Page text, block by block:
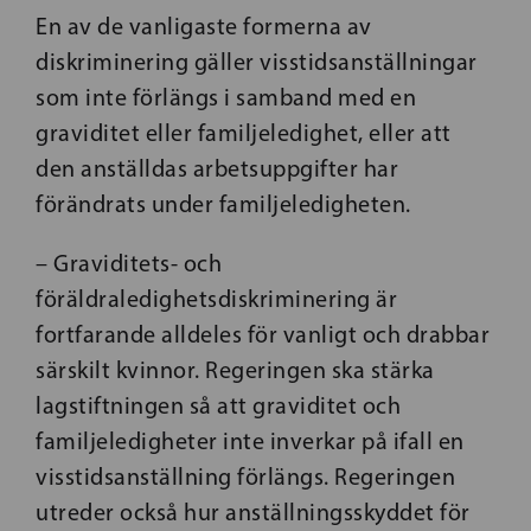
En av de vanligaste formerna av
diskriminering gäller visstidsanställningar
som inte förlängs i samband med en
graviditet eller familjeledighet, eller att
den anställdas arbetsuppgifter har
förändrats under familjeledigheten.
– Graviditets- och
föräldraledighetsdiskriminering är
fortfarande alldeles för vanligt och drabbar
särskilt kvinnor. Regeringen ska stärka
lagstiftningen så att graviditet och
familjeledigheter inte inverkar på ifall en
visstidsanställning förlängs. Regeringen
utreder också hur anställningsskyddet för